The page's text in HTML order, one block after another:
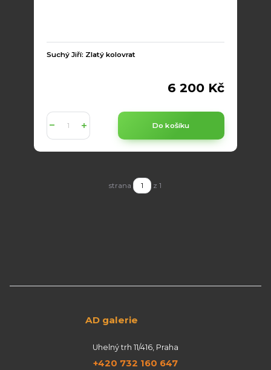
Suchý Jiří: Zlatý kolovrat
6 200 Kč
Do košíku
strana z 1
AD galerie
Uhelný trh 11/416, Praha
+420 732 160 647